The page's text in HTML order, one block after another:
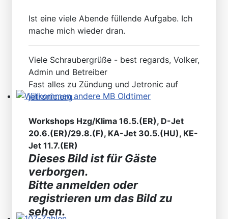
Ist eine viele Abende füllende Aufgabe. Ich
mache mich wieder dran.
Viele Schraubergrüße - best regards, Volker,
Admin und Betreiber
Fast alles zu Zündung und Jetronic auf
jetronic.org
Workshops Hzg/Klima 16.5.(ER), D-Jet
20.6.(ER)/29.8.(F), KA-Jet 30.5.(HU), KE-
Jet 11.7.(ER)
Dieses Bild ist für Gäste
verborgen.
Bitte anmelden oder
registrieren um das Bild zu
sehen.